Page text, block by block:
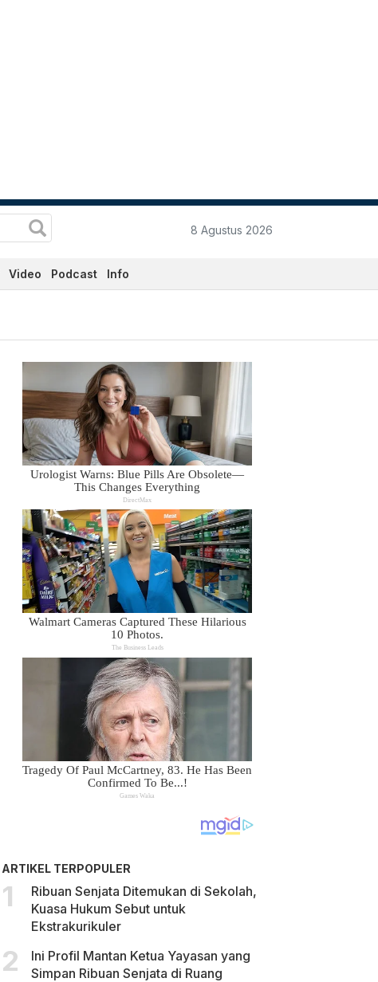
8 Agustus 2026
Video Podcast Info
ARTIKEL TERPOPULER
Ribuan Senjata Ditemukan di Sekolah,
Kuasa Hukum Sebut untuk
Ekstrakurikuler
Ini Profil Mantan Ketua Yayasan yang
Simpan Ribuan Senjata di Ruang